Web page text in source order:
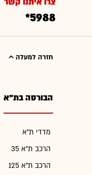
*5988
חזרה למעלה
הבורסה בת"א
מדדי ת"א
הרכב ת"א 35
הרכב ת"א 125